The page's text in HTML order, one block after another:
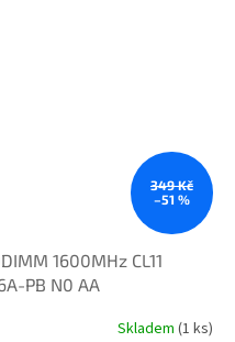
349 Kč
–51 %
1600MHz CL11
PB N0 AA
Skladem (1 ks)